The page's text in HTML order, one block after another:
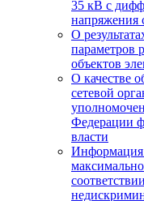
35 кВ с
напряжения
О
параметров
объектов
О качестве
сетевой
Федерации
власти
Информация